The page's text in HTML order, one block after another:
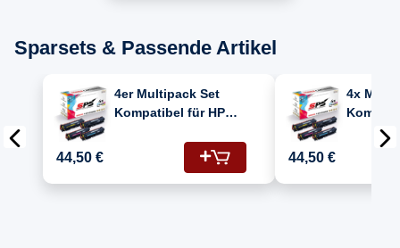
Sparsets & Passende Artikel
4er Multipack Set
Kompatibel für HP
CP2020DN Drucker
Toners HP 304A
CC530A Schwarz,
44,50 €
4x
Color
DN
44,50 €